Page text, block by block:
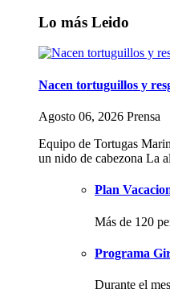
Lo más Leido
Nacen tortuguillos y
Agosto 06, 2026 Prensa
Equipo de Tortugas
un nido de cabezona La
Plan
Más de 120
Programa
Durante el